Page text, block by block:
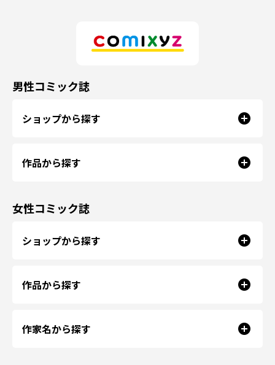
男性コミック誌
ショップから探す
作品から探す
女性コミック誌
ショップから探す
作品から探す
作家名から探す